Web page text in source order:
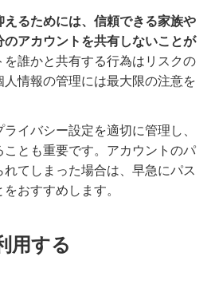
るためには、信頼できる家族や
アカウントを共有しないことが
を誰かと共有する行為はリスクの
情報の管理には最大限の注意を
イバシー設定を適切に管理し、
とも重要です。アカウントのパ
れてしまった場合は、早急にパス
おすすめします。
用する